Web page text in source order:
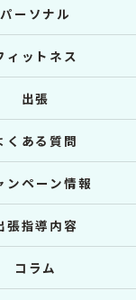
パーソナル
ィットネス
出張
くある質問
ンペーン情報
張指導内容
コラム